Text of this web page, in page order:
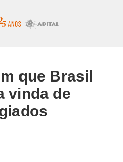
que Brasil
vinda de